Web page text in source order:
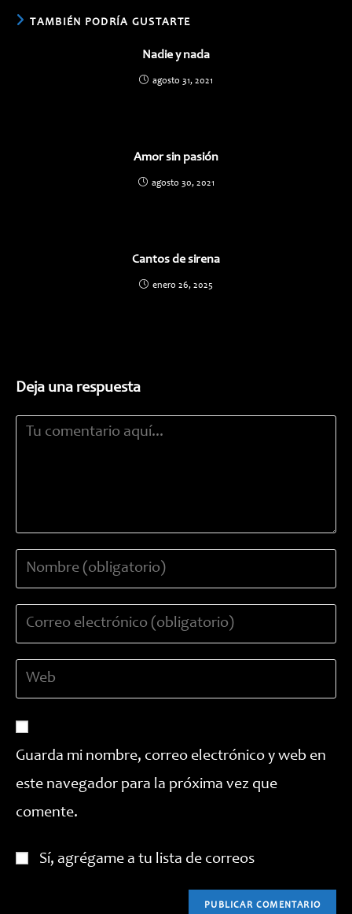
TAMBIÉN PODRÍA GUSTARTE
Nadie y nada
agosto 31, 2021
Amor sin pasión
agosto 30, 2021
Cantos de sirena
enero 26, 2025
Deja una respuesta
Comentario
usuario
para
de
para
comentar
(opcional)
Guarda mi nombre, correo electrónico y web en
este navegador para la próxima vez que
comente.
Sí, agrégame a tu lista de correos